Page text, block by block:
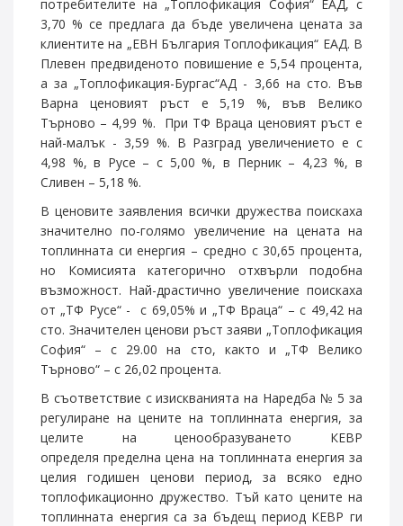
потребителите на „Топлофикация София“ ЕАД, с
3,70 % се предлага да бъде увеличена цената за
клиентите на „ЕВН България Топлофикация“ ЕАД. В
Плевен предвиденото повишение е 5,54 процента,
а за „Топлофикация-Бургас“АД - 3,66 на сто. Във
Варна ценовият ръст е 5,19 %, във Велико
Търново – 4,99 %. При ТФ Враца ценовият ръст е
най-малък - 3,59 %. В Разград увеличението е с
4,98 %, в Русе – с 5,00 %, в Перник – 4,23 %, в
Сливен – 5,18 %.
В ценовите заявления всички дружества поискаха
значително по-голямо увеличение на цената на
топлинната си енергия – средно с 30,65 процента,
но Комисията категорично отхвърли подобна
възможност. Най-драстично увеличение поискаха
от „ТФ Русе“ - с 69,05% и „ТФ Враца“ – с 49,42 на
сто. Значителен ценови ръст заяви „Топлофикация
София“ – с 29.00 на сто, както и „ТФ Велико
Търново“ – с 26,02 процента.
В съответствие с изискванията на Наредба № 5 за
регулиране на цените на топлинната енергия, за
целите на ценообразуването КЕВР
определя пределна цена на топлинната енергия за
целия годишен ценови период, за всяко едно
топлофикационно дружество. Тъй като цените на
топлинната енергия са за бъдещ период КЕВР ги